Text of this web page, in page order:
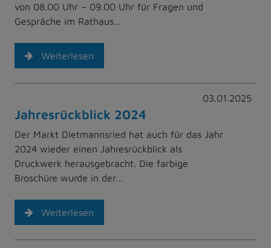
von 08.00 Uhr – 09.00 Uhr für Fragen und
Gespräche im Rathaus…
Weiterlesen
03.01.2025
Jahresrückblick 2024
Der Markt Dietmannsried hat auch für das Jahr
2024 wieder einen Jahresrückblick als
Druckwerk herausgebracht. Die farbige
Broschüre wurde in der…
Weiterlesen